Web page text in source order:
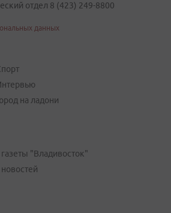
отдел 8 (423) 249-8800
данных
на ладони
"Владивосток"